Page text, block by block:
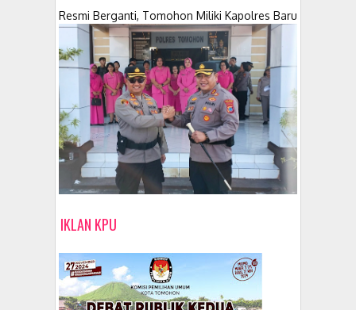
Resmi Berganti, Tomohon Miliki Kapolres Baru
IKLAN KPU